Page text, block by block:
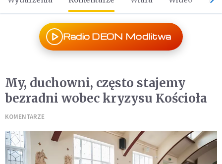
Radio DEON Modlitwa
My, duchowni, często stajemy
bezradni wobec kryzysu Kościoła
KOMENTARZE